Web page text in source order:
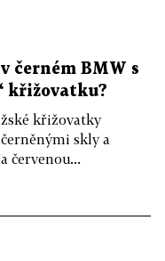
černém BMW s
křižovatku?
křižovatky
skly a
červenou...